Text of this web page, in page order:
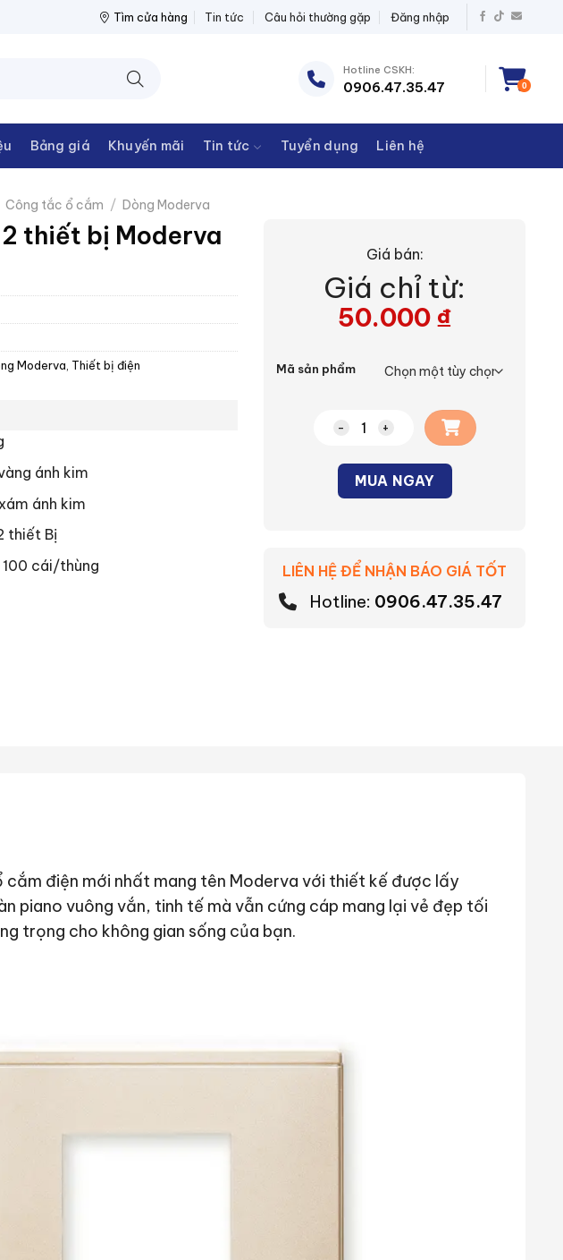
NPP THIẾT BỊ ĐIỆN THANH CHÂU
Tìm cửa hàng Tin tức Câu hỏi thường gặp Đăng nhập
Hotline CSKH:
0906.47.35.47 0
Bảng giá Khuyến mãi Tin tức Tuyển dụng Liên hệ
Công tắc ổ cắm / Dòng Moderva
thiết bị Moderva
Moderva Thiết bị điện
ánh kim
ánh kim
thiết Bị
cái/thùng
Giá bán:
Giá chỉ từ:
50.000 ₫
Mã sản phẩm
Mặt dùng cho 2 thiết bị Moderva
MUA NGAY
LIÊN HỆ ĐỂ NHẬN BÁO GIÁ TỐT
Hotline: 0906.47.35.47
cắm điện mới nhất mang tên Moderva với thiết kế được lấy
piano vuông vắn, tinh tế mà vẫn cứng cáp mang lại vẻ đẹp tối
trọng cho không gian sống của bạn.